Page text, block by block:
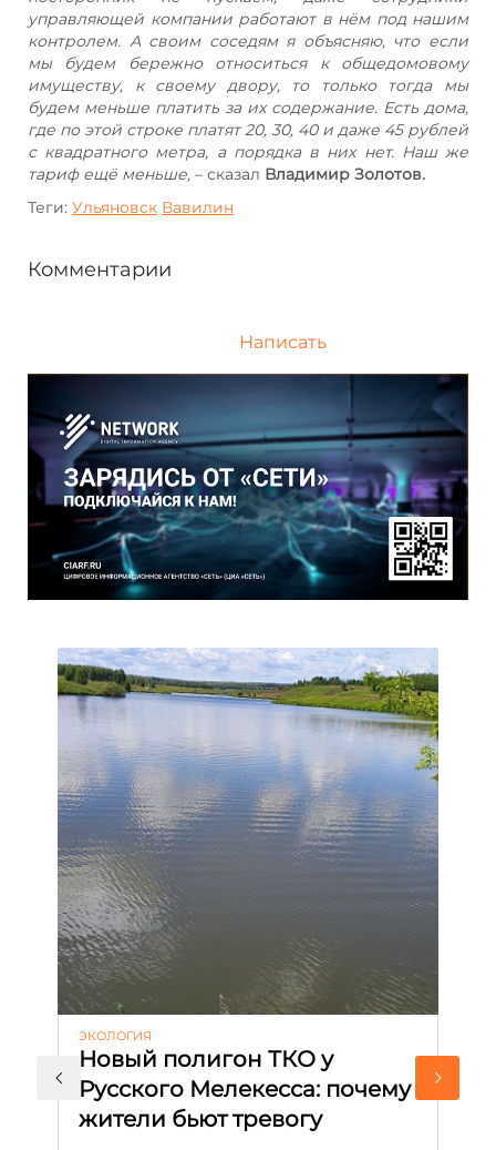
управляющей компании работают в нём под нашим
контролем. А своим соседям я объясняю, что если
мы будем бережно относиться к общедомовому
имуществу, к своему двору, то только тогда мы
будем меньше платить за их содержание. Есть дома,
где по этой строке платят 20, 30, 40 и даже 45 рублей
с квадратного метра, а порядка в них нет. Наш же
тариф ещё меньше, – сказал Владимир Золотов.
Теги: Ульяновск Вавилин
Комментарии
Написать
ЭКОЛОГИЯ
Новый полигон ТКО у
Русского Мелекесса: почему
жители бьют тревогу